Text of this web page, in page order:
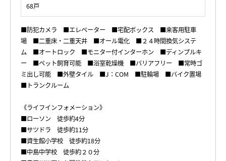
68戸
■防犯カメラ ■エレベーター ■宅配ボックス ■来客用駐車
場 ■二重床・二重天井 ■オール電化 ■２４時間換気システ
ム ■オートロック ■モニター付インターホン ■ディンプルキ
ー ■ペット飼育可能 ■浴室乾燥機 ■バリアフリー ■常時ゴ
ミ出し可能 ■外壁タイル ■J：COM ■駐輪場 ■バイク置場
■トランクルーム
《ライフインフォメーション》
■ローソン 徒歩約4分
■サツドラ 徒歩約11分
■資生館小学校 徒歩約18分
■中島中学校 徒歩約２０分